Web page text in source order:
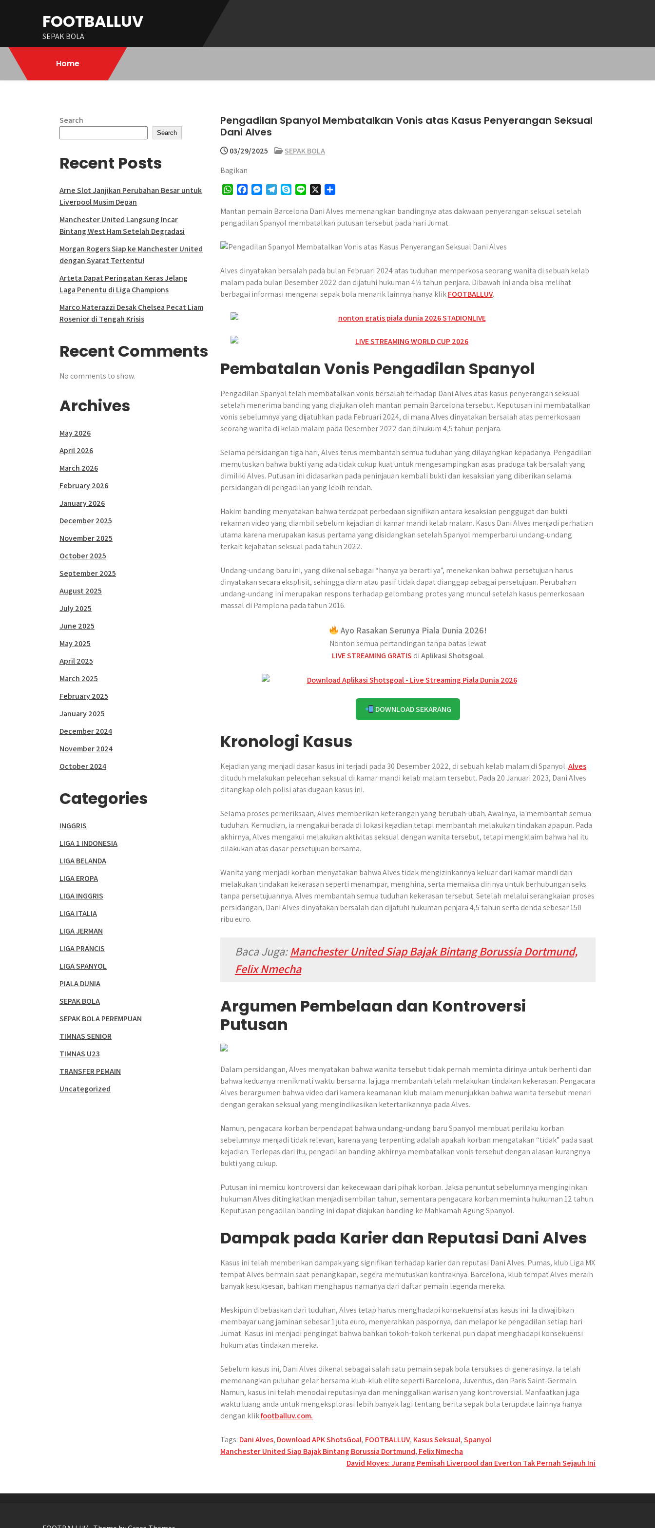
FOOTBALLUV
SEPAK BOLA
Home
Pengadilan Spanyol Membatalkan Vonis atas Kasus Penyerangan Seksual
Dani Alves
03/29/2025
SEPAK BOLA
Bagikan
W
a
t
c
e
s
s
r
l
e
y
p
n
e
a
r
Mantan pemain Barcelona Dani Alves memenangkan bandingnya atas dakwaan penyerangan seksual setelah
pengadilan Spanyol membatalkan putusan tersebut pada hari Jumat.
Alves dinyatakan bersalah pada bulan Februari 2024 atas tuduhan memperkosa seorang wanita di sebuah kelab
malam pada bulan Desember 2022 dan dijatuhi hukuman 4½ tahun penjara. Dibawah ini anda bisa melihat
berbagai informasi mengenai sepak bola menarik lainnya hanya klikFOOTBALLUV.
Pembatalan Vonis Pengadilan Spanyol
Pengadilan Spanyol telah membatalkan vonis bersalah terhadap Dani Alves atas kasus penyerangan seksual
setelah menerima banding yang diajukan oleh mantan pemain Barcelona tersebut. Keputusan ini membatalkan
vonis sebelumnya yang dijatuhkan pada Februari 2024, di mana Alves dinyatakan bersalah atas pemerkosaan
seorang wanita di kelab malam pada Desember 2022 dan dihukum 4,5 tahun penjara.
Selama persidangan tiga hari, Alves terus membantah semua tuduhan yang dilayangkan kepadanya. Pengadilan
memutuskan bahwa bukti yang ada tidak cukup kuat untuk mengesampingkan asas praduga tak bersalah yang
dimiliki Alves. Putusan ini didasarkan pada peninjauan kembali bukti dan kesaksian yang diberikan selama
persidangan di pengadilan yang lebih rendah.
Hakim banding menyatakan bahwa terdapat perbedaan signifikan antara kesaksian penggugat dan bukti
rekaman video yang diambil sebelum kejadian di kamar mandi kelab malam. Kasus Dani Alves menjadi perhatian
utama karena merupakan kasus pertama yang disidangkan setelah Spanyol memperbarui undang-undang
terkait kejahatan seksual pada tahun 2022.
Undang-undang baru ini, yang dikenal sebagai “hanya ya berarti ya”, menekankan bahwa persetujuan harus
dinyatakan secara eksplisit, sehingga diam atau pasif tidak dapat dianggap sebagai persetujuan. Perubahan
undang-undang ini merupakan respons terhadap gelombang protes yang muncul setelah kasus pemerkosaan
massal di Pamplona pada tahun 2016.
Ayo Rasakan Serunya Piala Dunia 2026!
Nonton semua pertandingan tanpa batas lewat
LIVE STREAMING GRATIS diAplikasi Shotsgoal.
DOWNLOAD SEKARANG
Kronologi Kasus
Kejadian yang menjadi dasar kasus ini terjadi pada 30 Desember 2022, di sebuah kelab malam di Spanyol.Alves
dituduh melakukan pelecehan seksual di kamar mandi kelab malam tersebut. Pada 20 Januari 2023, Dani Alves
ditangkap oleh polisi atas dugaan kasus ini.
Selama proses pemeriksaan, Alves memberikan keterangan yang berubah-ubah. Awalnya, ia membantah semua
tuduhan. Kemudian, ia mengakui berada di lokasi kejadian tetapi membantah melakukan tindakan apapun. Pada
akhirnya, Alves mengakui melakukan aktivitas seksual dengan wanita tersebut, tetapi mengklaim bahwa hal itu
dilakukan atas dasar persetujuan bersama.
Wanita yang menjadi korban menyatakan bahwa Alves tidak mengizinkannya keluar dari kamar mandi dan
melakukan tindakan kekerasan seperti menampar, menghina, serta memaksa dirinya untuk berhubungan seks
tanpa persetujuannya. Alves membantah semua tuduhan kekerasan tersebut. Setelah melalui serangkaian proses
persidangan, Dani Alves dinyatakan bersalah dan dijatuhi hukuman penjara 4,5 tahun serta denda sebesar 150
ribu euro.
Baca Juga:Manchester United Siap Bajak Bintang Borussia Dortmund,
Felix Nmecha
Argumen Pembelaan dan Kontroversi
Putusan
Dalam persidangan, Alves menyatakan bahwa wanita tersebut tidak pernah meminta dirinya untuk berhenti dan
bahwa keduanya menikmati waktu bersama. Ia juga membantah telah melakukan tindakan kekerasan. Pengacara
Alves berargumen bahwa video dari kamera keamanan klub malam menunjukkan bahwa wanita tersebut menari
dengan gerakan seksual yang mengindikasikan ketertarikannya pada Alves.
Namun, pengacara korban berpendapat bahwa undang-undang baru Spanyol membuat perilaku korban
sebelumnya menjadi tidak relevan, karena yang terpenting adalah apakah korban mengatakan “tidak” pada saat
kejadian. Terlepas dari itu, pengadilan banding akhirnya membatalkan vonis tersebut dengan alasan kurangnya
bukti yang cukup.
Putusan ini memicu kontroversi dan kekecewaan dari pihak korban. Jaksa penuntut sebelumnya menginginkan
hukuman Alves ditingkatkan menjadi sembilan tahun, sementara pengacara korban meminta hukuman 12 tahun.
Keputusan pengadilan banding ini dapat diajukan banding ke Mahkamah Agung Spanyol.
Dampak pada Karier dan Reputasi Dani Alves
Kasus ini telah memberikan dampak yang signifikan terhadap karier dan reputasi Dani Alves. Pumas, klub Liga MX
tempat Alves bermain saat penangkapan, segera memutuskan kontraknya. Barcelona, klub tempat Alves meraih
banyak kesuksesan, bahkan menghapus namanya dari daftar pemain legenda mereka.
Meskipun dibebaskan dari tuduhan, Alves tetap harus menghadapi konsekuensi atas kasus ini. Ia diwajibkan
membayar uang jaminan sebesar 1 juta euro, menyerahkan paspornya, dan melapor ke pengadilan setiap hari
Jumat. Kasus ini menjadi pengingat bahwa bahkan tokoh-tokoh terkenal pun dapat menghadapi konsekuensi
hukum atas tindakan mereka.
Sebelum kasus ini, Dani Alves dikenal sebagai salah satu pemain sepak bola tersukses di generasinya. Ia telah
memenangkan puluhan gelar bersama klub-klub elite seperti Barcelona, Juventus, dan Paris Saint-Germain.
Namun, kasus ini telah menodai reputasinya dan meninggalkan warisan yang kontroversial. Manfaatkan juga
waktu luang anda untuk mengeksplorasi lebih banyak lagi tentang berita sepak bola terupdate lainnya hanya
dengan klikfootballuv.com.
Tags: Dani Alves, Download APK ShotsGoal, FOOTBALLUV, Kasus Seksual,Spanyol
Post
Manchester United Siap Bajak Bintang Borussia Dortmund, Felix Nmecha
David Moyes: Jurang Pemisah Liverpool dan Everton Tak Pernah Sejauh Ini
Search
Search
Recent Posts
Arne Slot Janjikan Perubahan Besar untuk
Liverpool Musim Depan
Manchester United Langsung Incar
Bintang West Ham Setelah Degradasi
Morgan Rogers Siap ke Manchester United
dengan Syarat Tertentu!
Arteta Dapat Peringatan Keras Jelang
Laga Penentu di Liga Champions
Marco Materazzi Desak Chelsea Pecat Liam
Rosenior di Tengah Krisis
Recent Comments
No comments to show.
Archives
May 2026
April 2026
March 2026
February 2026
January 2026
December 2025
November 2025
October 2025
September 2025
August 2025
July 2025
June 2025
May 2025
April 2025
March 2025
February 2025
January 2025
December 2024
November 2024
October 2024
Categories
INGGRIS
LIGA 1 INDONESIA
LIGA BELANDA
LIGA EROPA
LIGA INGGRIS
LIGA ITALIA
LIGA JERMAN
LIGA PRANCIS
LIGA SPANYOL
PIALA DUNIA
SEPAK BOLA
SEPAK BOLA PEREMPUAN
TIMNAS SENIOR
TIMNAS U23
TRANSFER PEMAIN
Uncategorized